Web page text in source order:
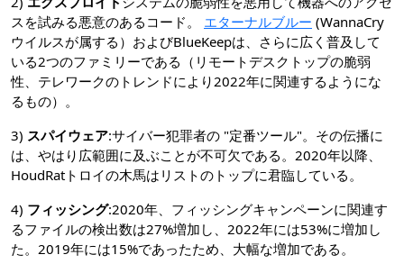
スを試みる悪意のあるコード。 エターナルブルー (WannaCry
ウイルスが属する）およびBlueKeepは、さらに広く普及して
いる2つのファミリーである（リモートデスクトップの脆弱
性、テレワークのトレンドにより2022年に関連するようにな
るもの）。
3) スパイウェア:サイバー犯罪者の "定番ツール"。その伝播に
は、やはり広範囲に及ぶことが不可欠である。2020年以降、
HoudRatトロイの木馬はリストのトップに君臨している。
4) フィッシング:2020年、フィッシングキャンペーンに関連す
るファイルの検出数は27%増加し、2022年には53%に増加し
た。2019年には15%であったため、大幅な増加である。